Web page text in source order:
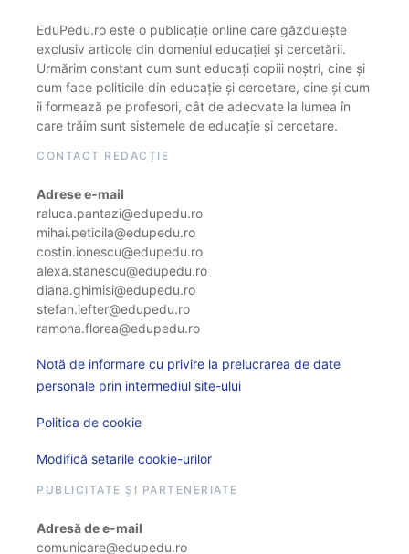
EduPedu.ro este o publicație online care găzduiește
exclusiv articole din domeniul educației și cercetării.
Urmărim constant cum sunt educați copiii noștri, cine și
cum face politicile din educație și cercetare, cine și cum
îi formează pe profesori, cât de adecvate la lumea în
care trăim sunt sistemele de educație și cercetare.
CONTACT REDACȚIE
Adrese e-mail
raluca.pantazi@edupedu.ro
mihai.peticila@edupedu.ro
costin.ionescu@edupedu.ro
alexa.stanescu@edupedu.ro
diana.ghimisi@edupedu.ro
stefan.lefter@edupedu.ro
ramona.florea@edupedu.ro
Notă de informare cu privire la prelucrarea de date
personale prin intermediul site-ului
Politica de cookie
Modifică setarile cookie-urilor
PUBLICITATE ȘI PARTENERIATE
Adresă de e-mail
comunicare@edupedu.ro